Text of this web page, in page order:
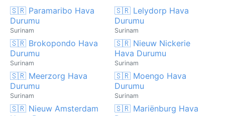
🇸🇷 Paramaribo Hava
Durumu
Surinam
🇸🇷 Lelydorp Hava
Durumu
Surinam
🇸🇷 Brokopondo Hava
Durumu
Surinam
🇸🇷 Nieuw Nickerie
Hava Durumu
Surinam
🇸🇷 Meerzorg Hava
Durumu
Surinam
🇸🇷 Moengo Hava
Durumu
Surinam
🇸🇷 Nieuw Amsterdam
🇸🇷 Mariënburg Hava